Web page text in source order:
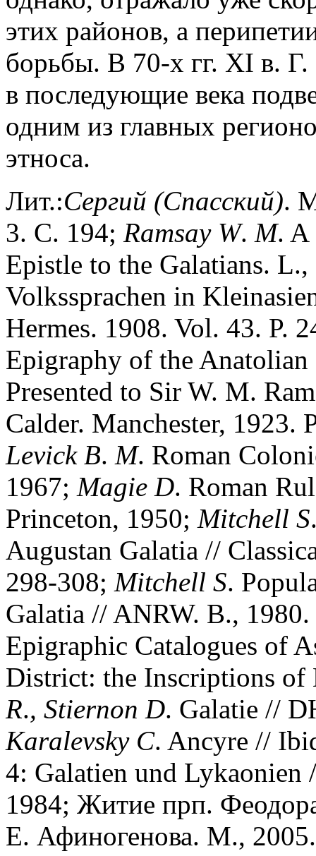
этих районов, а
борьбы. В 70-х гг. XI в. Г.
в последующие века
одним из главных
этноса.
Лит.:Сергий (Спасский).
3. С. 194; Ramsay W. M. A
Epistle to the Galatians.
Volkssprachen in
Hermes. 1908. Vol. 43. P.
Epigraphy of the
Presented to Sir W. M.
Calder. Manchester,
Levick B. M. Roman
1967; Magie D. Roman
Princeton, 1950; Mitchell S
Augustan Galatia //
298-308; Mitchell S.
Galatia // ANRW. B.,
Epigraphic Catalogues of
District: the Inscriptions
R., Stiernon D. Galatie //
Karalevsky C. Ancyre //
4: Galatien und Lykaonien
1984; Житие прп.
Е. Афиногенова. М., 2005.